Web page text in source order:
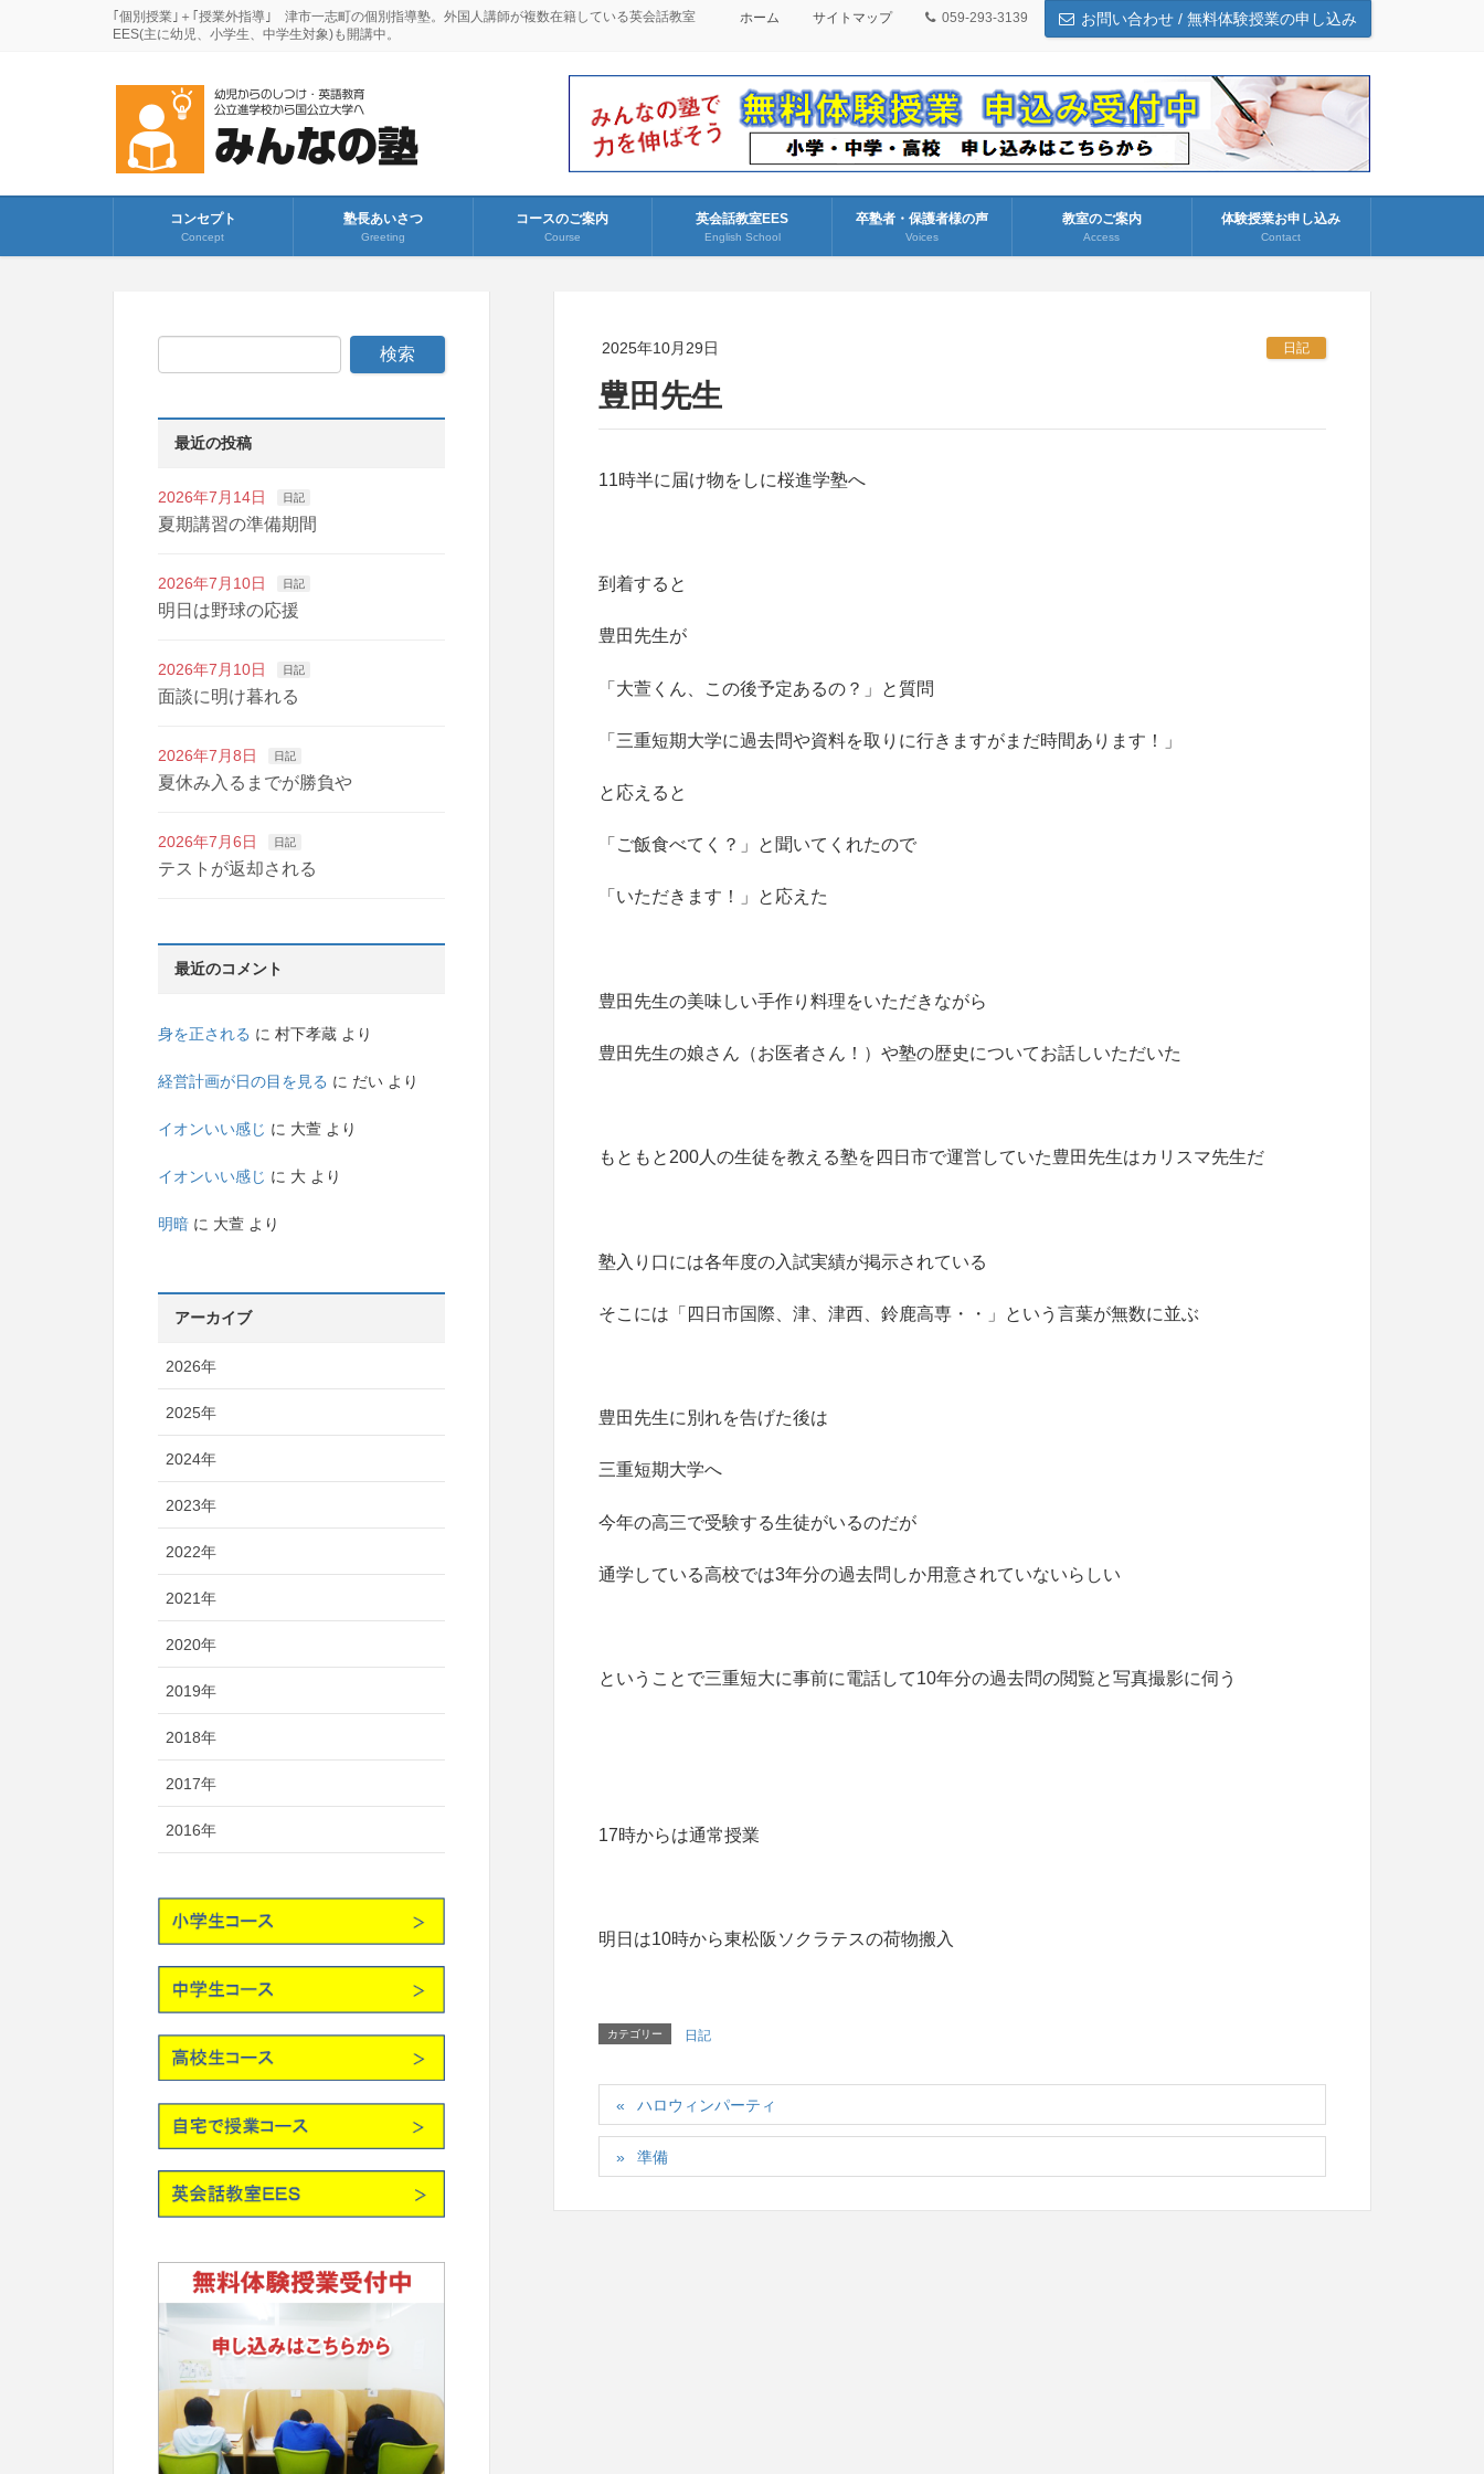
｢個別授業｣＋｢授業外指導｣ 津市一志町の個別指導塾。外国人講師が複数在籍している英会話教室
EES(主に幼児、小学生、中学生対象)も開講中。
ホーム サイトマップ 059-293-3139 お問い合わせ / 無料体験授業の申し込み
コンセプト
Concept
塾長あいさつ
Greeting
コースのご案内
Course
英会話教室EES
English School
卒塾者・保護者様の声
Voices
教室のご案内
Access
体験授業お申し込み
Contact
2025年10月29日 日記
豊田先生
11時半に届け物をしに桜進学塾へ
到着すると
豊田先生が
「大萱くん、この後予定あるの？」と質問
「三重短期大学に過去問や資料を取りに行きますがまだ時間あります！」
と応えると
「ご飯食べてく？」と聞いてくれたので
「いただきます！」と応えた
豊田先生の美味しい手作り料理をいただきながら
豊田先生の娘さん（お医者さん！）や塾の歴史についてお話しいただいた
もともと200人の生徒を教える塾を四日市で運営していた豊田先生はカリスマ先生だ
塾入り口には各年度の入試実績が掲示されている
そこには「四日市国際、津、津西、鈴鹿高専・・」という言葉が無数に並ぶ
豊田先生に別れを告げた後は
三重短期大学へ
今年の高三で受験する生徒がいるのだが
通学している高校では3年分の過去問しか用意されていないらしい
ということで三重短大に事前に電話して10年分の過去問の閲覧と写真撮影に伺う
17時からは通常授業
明日は10時から東松阪ソクラテスの荷物搬入
カテゴリー 日記
ハロウィンパーティ
準備
最近の投稿
2026年7月14日 日記
夏期講習の準備期間
2026年7月10日 日記
明日は野球の応援
2026年7月10日 日記
面談に明け暮れる
2026年7月8日 日記
夏休み入るまでが勝負や
2026年7月6日 日記
テストが返却される
最近のコメント
身を正される に 村下孝蔵 より
経営計画が日の目を見る に だい より
イオンいい感じ に 大萱 より
イオンいい感じ に 大 より
明暗 に 大萱 より
アーカイブ
2026年
2025年
2024年
2023年
2022年
2021年
2020年
2019年
2018年
2017年
2016年